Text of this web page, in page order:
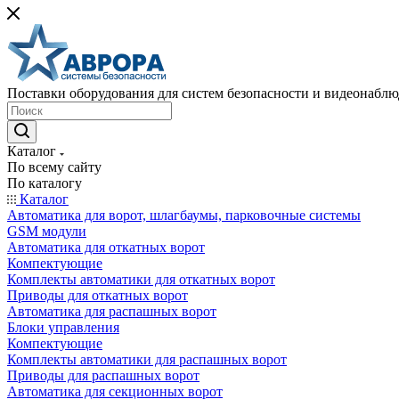
Поставки оборудования для систем безопасности и
Каталог
По всему сайту
По каталогу
Каталог
Автоматика для ворот, шлагбаумы, парковочные системы
GSM модули
Автоматика для откатных ворот
Компектующие
Комплекты автоматики для откатных ворот
Приводы для откатных ворот
Автоматика для распашных ворот
Блоки управления
Компектующие
Комплекты автоматики для распашных ворот
Приводы для распашных ворот
Автоматика для секционных ворот